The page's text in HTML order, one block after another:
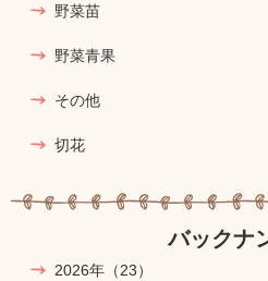
野菜苗
野菜青果
その他
切花
バックナ
2026年 （23）